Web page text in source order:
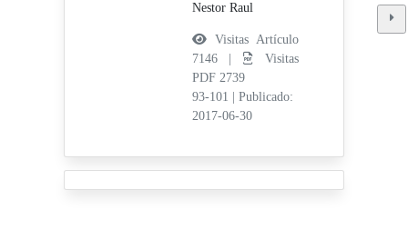
Nestor Raul
Visitas Artículo
7146 |
Visitas
PDF 2739
93-101
Publicado:
2017-06-30